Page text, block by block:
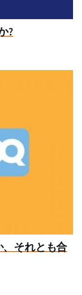
?
、それとも合